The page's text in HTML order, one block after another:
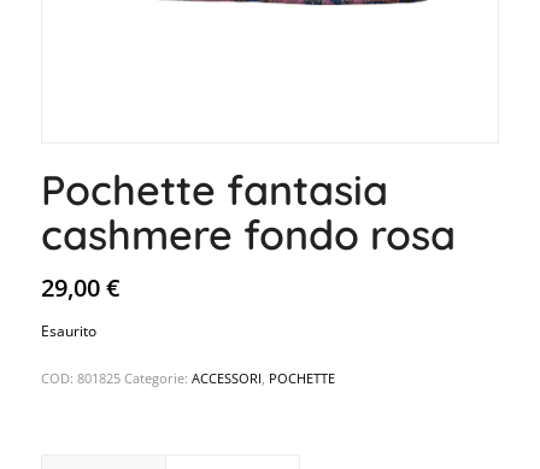
Pochette fantasia
cashmere fondo rosa
29,00€
Esaurito
COD: 801825 Categorie: ACCESSORI, POCHETTE